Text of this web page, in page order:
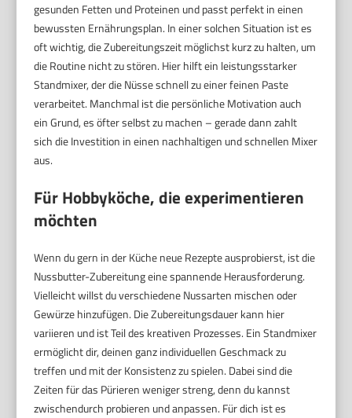
gesunden Fetten und Proteinen und passt perfekt in einen
bewussten Ernährungsplan. In einer solchen Situation ist es
oft wichtig, die Zubereitungszeit möglichst kurz zu halten, um
die Routine nicht zu stören. Hier hilft ein leistungsstarker
Standmixer, der die Nüsse schnell zu einer feinen Paste
verarbeitet. Manchmal ist die persönliche Motivation auch
ein Grund, es öfter selbst zu machen – gerade dann zahlt
sich die Investition in einen nachhaltigen und schnellen Mixer
aus.
Für Hobbyköche, die experimentieren
möchten
Wenn du gern in der Küche neue Rezepte ausprobierst, ist die
Nussbutter-Zubereitung eine spannende Herausforderung.
Vielleicht willst du verschiedene Nussarten mischen oder
Gewürze hinzufügen. Die Zubereitungsdauer kann hier
variieren und ist Teil des kreativen Prozesses. Ein Standmixer
ermöglicht dir, deinen ganz individuellen Geschmack zu
treffen und mit der Konsistenz zu spielen. Dabei sind die
Zeiten für das Pürieren weniger streng, denn du kannst
zwischendurch probieren und anpassen. Für dich ist es